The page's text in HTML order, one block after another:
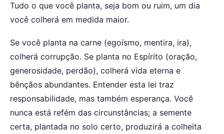
Tudo o que você planta, seja bom ou ruim, um dia
você colherá em medida maior.
Se você planta na carne (egoísmo, mentira, ira),
colherá corrupção. Se planta no Espírito (oração,
generosidade, perdão), colherá vida eterna e
bênçãos abundantes. Entender esta lei traz
responsabilidade, mas também esperança. Você
nunca está refém das circunstâncias; a semente
certa, plantada no solo certo, produzirá a colheita